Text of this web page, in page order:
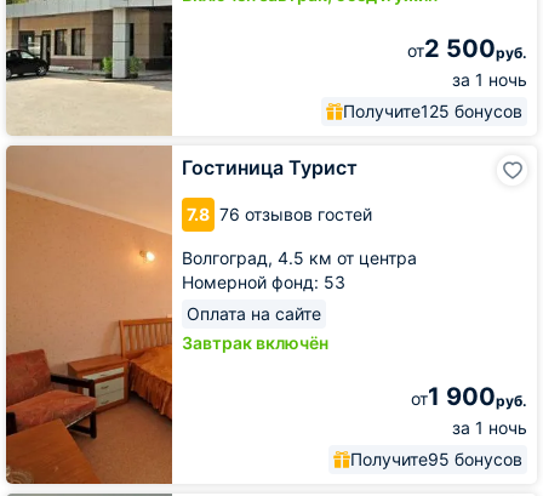
от2 500руб.
за 1 ночь
Получите125 бонусов
Гостиница Турист
7.8 76 отзывов гостей
Волгоград, 4.5 км от центра
Номерной фонд: 53
Оплата на сайте
Завтрак включён
от1 900руб.
за 1 ночь
Получите95 бонусов
Гостиница